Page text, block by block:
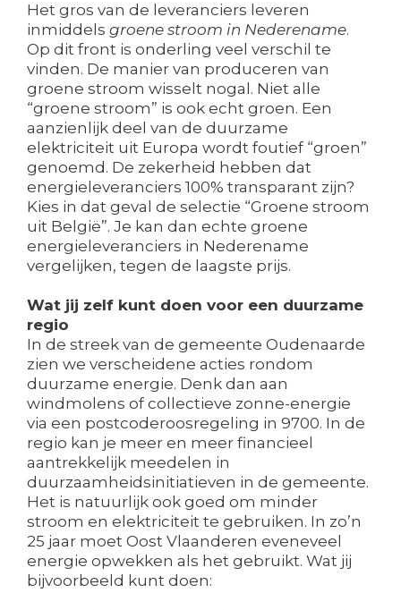
Het gros van de leveranciers leveren
inmiddels groene stroom in Nederename.
Op dit front is onderling veel verschil te
vinden. De manier van produceren van
groene stroom wisselt nogal. Niet alle
“groene stroom” is ook echt groen. Een
aanzienlijk deel van de duurzame
elektriciteit uit Europa wordt foutief “groen”
genoemd. De zekerheid hebben dat
energieleveranciers 100% transparant zijn?
Kies in dat geval de selectie “Groene stroom
uit België”. Je kan dan echte groene
energieleveranciers in Nederename
vergelijken, tegen de laagste prijs.
Wat jij zelf kunt doen voor een duurzame
regio
In de streek van de gemeente Oudenaarde
zien we verscheidene acties rondom
duurzame energie. Denk dan aan
windmolens of collectieve zonne-energie
via een postcoderoosregeling in 9700. In de
regio kan je meer en meer financieel
aantrekkelijk meedelen in
duurzaamheidsinitiatieven in de gemeente.
Het is natuurlijk ook goed om minder
stroom en elektriciteit te gebruiken. In zo’n
25 jaar moet Oost Vlaanderen eveneveel
energie opwekken als het gebruikt. Wat jij
bijvoorbeeld kunt doen: